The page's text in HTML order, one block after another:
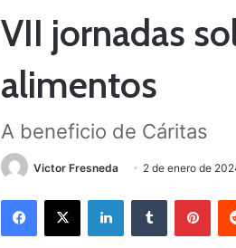
VII jornadas
alimentos
A beneficio de Cáritas
Victor Fresneda 2 de enero de